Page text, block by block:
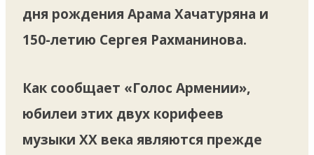
дня рождения Арама Хачатуряна и
150-летию Сергея Рахманинова.
Как сообщает «Голос Армении»,
юбилеи этих двух корифеев
музыки XX века являются прежде